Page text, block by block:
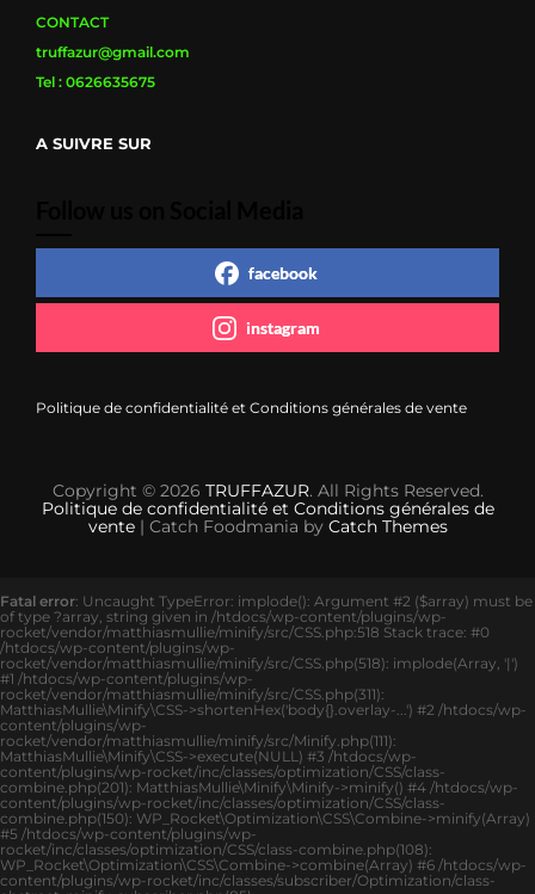
CONTACT
truffazur@gmail.com
Tel : 0626635675
A SUIVRE SUR
facebook
instagram
Politique de confidentialité et Conditions générales de vente
Copyright © 2026 TRUFFAZUR. All Rights Reserved.
Politique de confidentialité et Conditions générales de
vente| Catch Foodmania by Catch Themes
Fatal error: Uncaught TypeError: implode(): Argument #2 ($array) must be
of type ?array, string given in /htdocs/wp-content/plugins/wp-
rocket/vendor/matthiasmullie/minify/src/CSS.php:518 Stack trace: #0
/htdocs/wp-content/plugins/wp-
rocket/vendor/matthiasmullie/minify/src/CSS.php(518): implode(Array, '|')
#1 /htdocs/wp-content/plugins/wp-
rocket/vendor/matthiasmullie/minify/src/CSS.php(311):
MatthiasMullie\Minify\CSS->shortenHex('body{}.overlay-...') #2 /htdocs/wp-
content/plugins/wp-
rocket/vendor/matthiasmullie/minify/src/Minify.php(111):
MatthiasMullie\Minify\CSS->execute(NULL) #3 /htdocs/wp-
content/plugins/wp-rocket/inc/classes/optimization/CSS/class-
combine.php(201): MatthiasMullie\Minify\Minify->minify() #4 /htdocs/wp-
content/plugins/wp-rocket/inc/classes/optimization/CSS/class-
combine.php(150): WP_Rocket\Optimization\CSS\Combine->minify(Array)
#5 /htdocs/wp-content/plugins/wp-
rocket/inc/classes/optimization/CSS/class-combine.php(108):
WP_Rocket\Optimization\CSS\Combine->combine(Array) #6 /htdocs/wp-
content/plugins/wp-rocket/inc/classes/subscriber/Optimization/class-